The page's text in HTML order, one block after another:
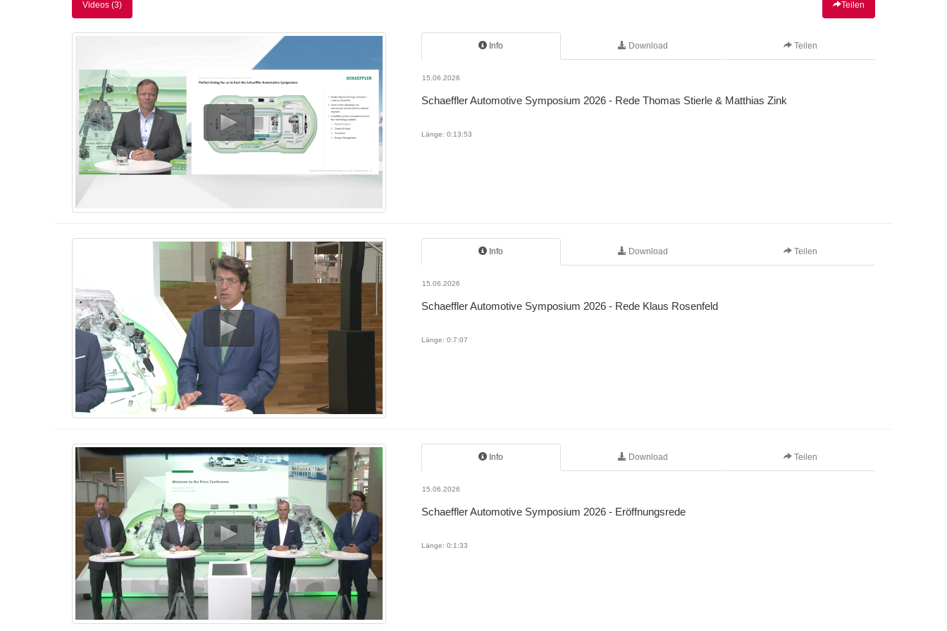
Videos (3) Teilen
Info Download Teilen
15.06.2026
Schaeffler Automotive Symposium 2026 - Rede Thomas Stierle & Matthias Zink
Länge: 0:13:53
Info Download Teilen
15.06.2026
Schaeffler Automotive Symposium 2026 - Rede Klaus Rosenfeld
Länge: 0:7:07
Info Download Teilen
15.06.2026
Schaeffler Automotive Symposium 2026 - Eröffnungsrede
Länge: 0:1:33